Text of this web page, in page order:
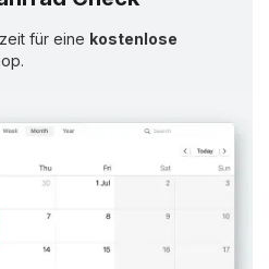
für eine kostenlose